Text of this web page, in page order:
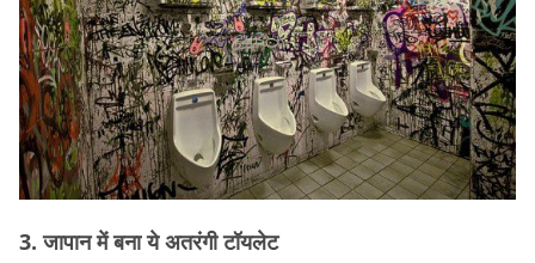
3. जापान में बना ये अतरंगी टॉयलेट